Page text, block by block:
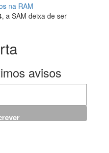
na RAM
a SAM deixa de ser
avisos